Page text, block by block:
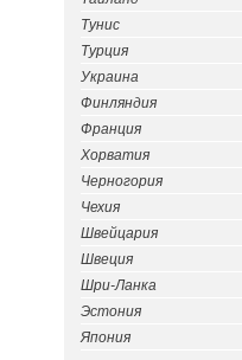
Тунис
Турция
Украина
Финляндия
Франция
Хорватия
Черногория
Чехия
Швейцария
Швеция
Шри-Ланка
Эстония
Япония